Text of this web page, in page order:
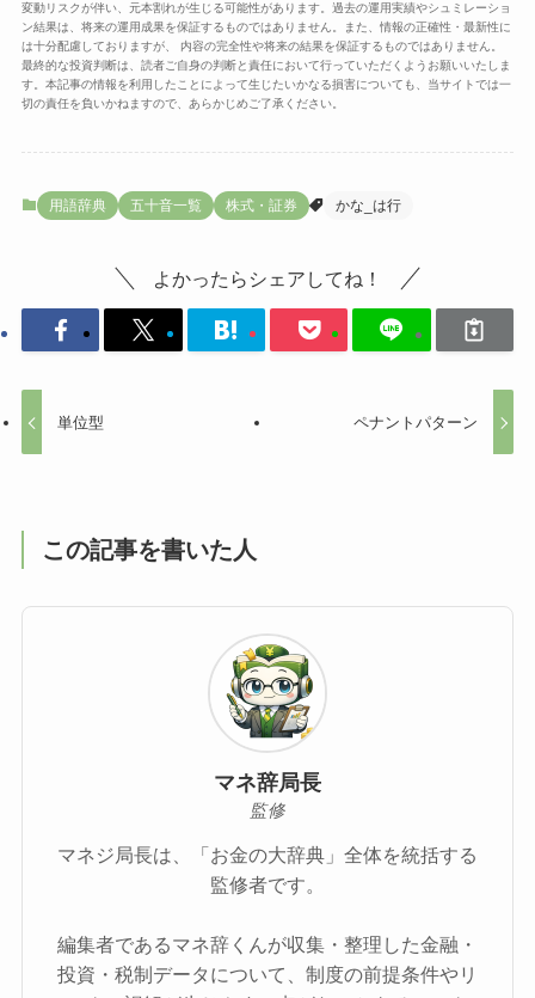
変動リスクが伴い、元本割れが生じる可能性があります。過去の運用実績やシュミレーショ
ン結果は、将来の運用成果を保証するものではありません。また、情報の正確性・最新性に
は十分配慮しておりますが、 内容の完全性や将来の結果を保証するものではありません。
最終的な投資判断は、読者ご自身の判断と責任において行っていただくようお願いいたしま
す。本記事の情報を利用したことによって生じたいかなる損害についても、当サイトでは一
切の責任を負いかねますので、あらかじめご了承ください。
用語辞典 五十音一覧 株式・証券 かな_は行
よかったらシェアしてね！
単位型 ペナントパターン
この記事を書いた人
マネ辞局長
監修
マネジ局長は、「お金の大辞典」全体を統括する
監修者です。
編集者であるマネ辞くんが収集・整理した金融・
投資・税制データについて、制度の前提条件やリ